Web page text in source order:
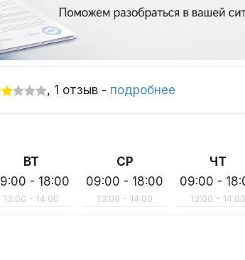
, 1 отзыв - подробнее
ВТ
- 18:00
13:00 - 14:00
СР
09:00 - 18:00
13:00 - 14:00
ЧТ
09:00 -
13:00 - 14:00